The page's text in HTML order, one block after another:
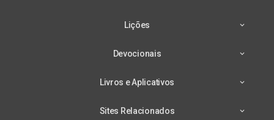
Lições
Devocionais
Livros e Aplicativos
Sites Relacionados